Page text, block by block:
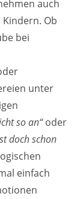
auch
Ob
bei
unter
so an“oder
doch schon
einfach